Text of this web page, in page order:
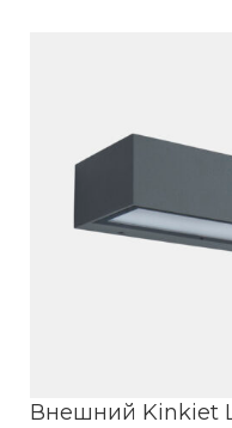
Внешний Kinkiet